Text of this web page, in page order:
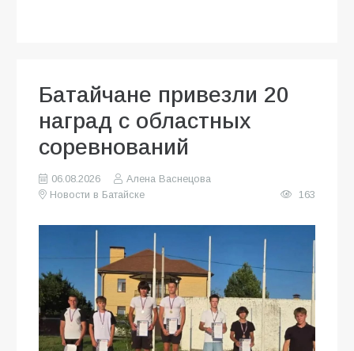
Батайчане привезли 20
наград с областных
соревнований
06.08.2026
Алена Васнецова
Новости в Батайске
163